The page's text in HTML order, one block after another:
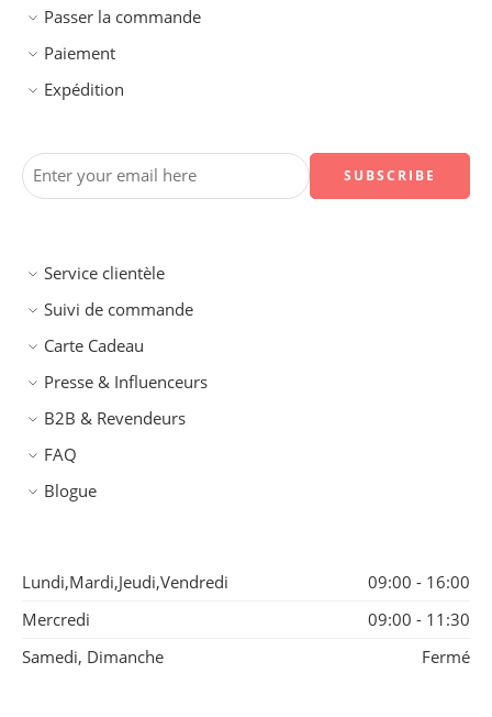
Passer la commande
Paiement
Expédition
Service clientèle
Suivi de commande
Carte Cadeau
Presse & Influenceurs
B2B & Revendeurs
FAQ
Blogue
Lundi,Mardi,Jeudi,Vendredi
09:00 - 16:00
Mercredi
09:00 - 11:30
Samedi, Dimanche
Fermé